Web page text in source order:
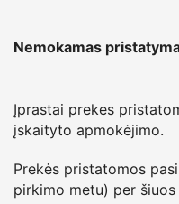
Nemokamas
Įprastai prekes
įskaityto apmokėjimo.
Prekės pristatomos
pirkimo metu) per